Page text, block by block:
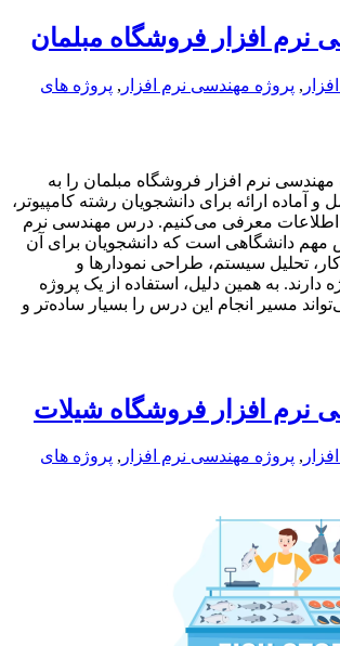
نرم افزار فروشگاه مبلمان
, پروژه مهندسی نرم افزار , پروژه های
نرم افزار فروشگاه مبلمان را به
آماده ارائه برای دانشجویان رشته کامپیوتر،
اطلاعات معرفی می‌کنیم. درس مهندسی نرم
مهم دانشگاهی است که دانشجویان برای آن
تحلیل سیستم، طراحی نمودارها و
دارند. به همین دلیل، استفاده از یک پروژه
مسیر انجام این درس را بسیار ساده‌تر و
نرم افزار فروشگاه شیلات
, پروژه مهندسی نرم افزار , پروژه های